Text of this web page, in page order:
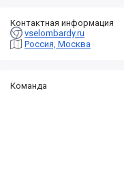
Контактная информация
vselombardy.ru
Россия, Москва
Команда